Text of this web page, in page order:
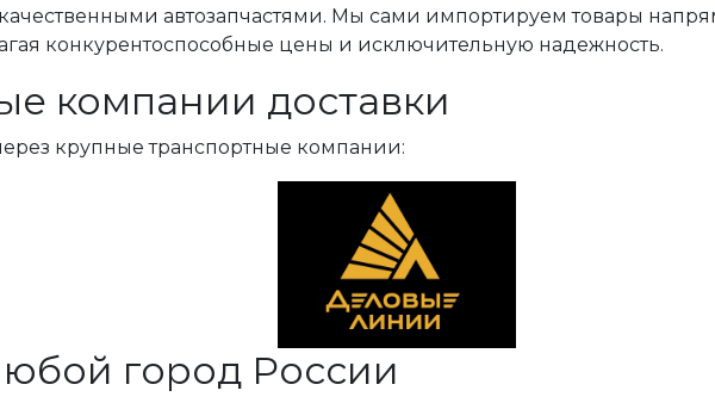
автозапчастями. Мы сами импортируем товары
конкурентоспособные цены и исключительную надежность.
компании доставки
крупные транспортные компании:
город России